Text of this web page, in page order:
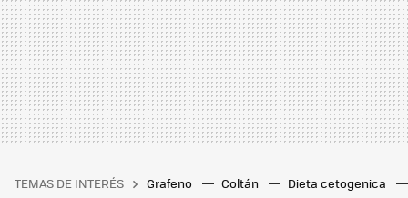
TEMAS DE INTERÉS Grafeno Coltán Dieta cetogenica